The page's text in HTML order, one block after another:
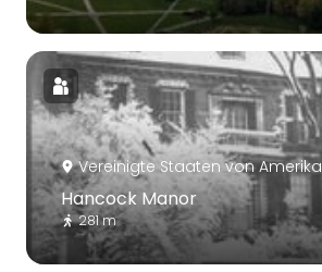
Vereinigte Staaten von Amerika
Hancock Manor
281 m